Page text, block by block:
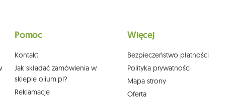
pisemnie na adres siedziby.
Pomoc
Kontakt
Jak składać zamówienia w
sklepie olium.pl?
Reklamacje
Więcej
Bezpieczeństwo płatności
Polityka prywatności
Mapa strony
Oferta